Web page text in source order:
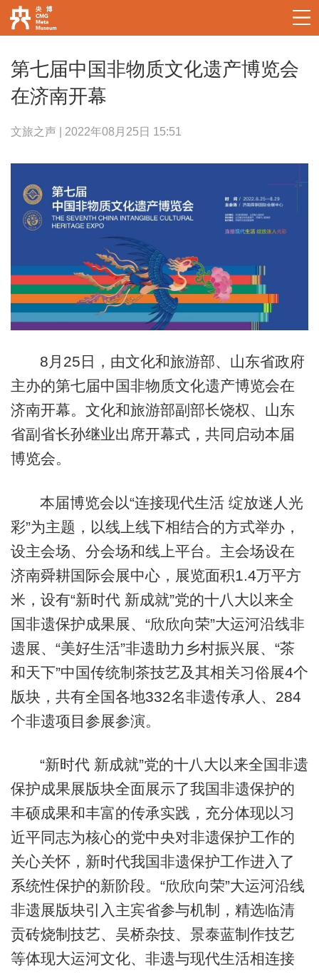
第七届中国非物质文化遗产博览会
在济南开幕
文旅之声 | 2022年08月25日 15:51
8月25日，由文化和旅游部、山东省政府
主办的第七届中国非物质文化遗产博览会在
济南开幕。文化和旅游部副部长饶权、山东
省副省长孙继业出席开幕式，共同启动本届
博览会。
本届博览会以“连接现代生活 绽放迷人光
彩”为主题，以线上线下相结合的方式举办，
设主会场、分会场和线上平台。主会场设在
济南舜耕国际会展中心，展览面积1.4万平方
米，设有“新时代 新成就”党的十八大以来全
国非遗保护成果展、“欣欣向荣”大运河沿线非
遗展、“美好生活”非遗助力乡村振兴展、“茶
和天下”中国传统制茶技艺及其相关习俗展4个
版块，共有全国各地332名非遗传承人、284
个非遗项目参展参演。
“新时代 新成就”党的十八大以来全国非遗
保护成果展版块全面展示了我国非遗保护的
丰硕成果和丰富的传承实践，充分体现以习
近平同志为核心的党中央对非遗保护工作的
关心关怀，新时代我国非遗保护工作进入了
系统性保护的新阶段。“欣欣向荣”大运河沿线
非遗展版块引入主宾省参与机制，精选临清
贡砖烧制技艺、吴桥杂技、景泰蓝制作技艺
等体现大运河文化、非遗与现代生活相连接